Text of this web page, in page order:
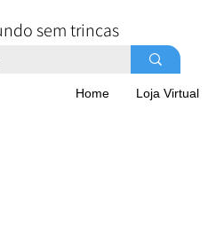
sem trincas
Home Loja Virtual